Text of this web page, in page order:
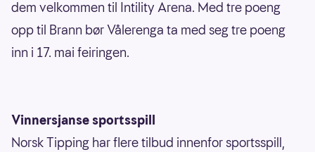
dem velkommen til Intility Arena. Med tre poeng
opp til Brann bør Vålerenga ta med seg tre poeng
inn i 17. mai feiringen.
Vinnersjanse sportsspill
Norsk Tipping har flere tilbud innenfor sportsspill,